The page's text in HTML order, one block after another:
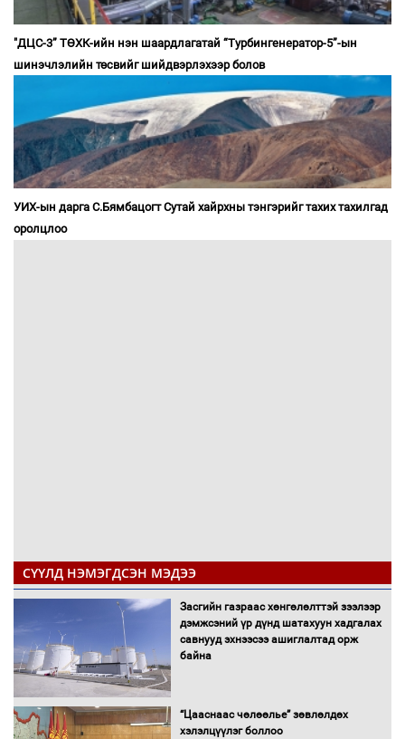
"ДЦС-3” ТӨХК-ийн нэн шаардлагатай “Турбингенератор-5”-ын
шинэчлэлийн төсвийг шийдвэрлэхээр болов
УИХ-ын дарга С.Бямбацогт Сутай хайрхны тэнгэрийг тахих тахилгад
оролцлоо
СҮҮЛД НЭМЭГДСЭН МЭДЭЭ
Засгийн газраас хөнгөлөлттэй зээлээр
дэмжсэний үр дүнд шатахуун хадгалах
савнууд эхнээсээ ашиглалтад орж
байна
“Цааснаас чөлөөлье” зөвлөлдөх
хэлэлцүүлэг боллоо